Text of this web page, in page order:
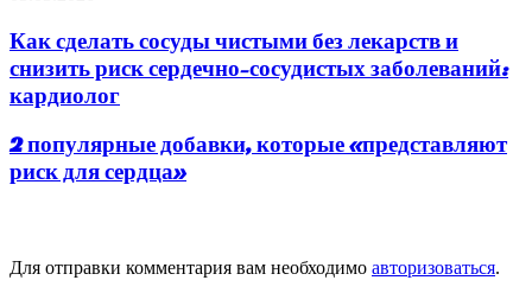
Как сделать сосуды чистыми без лекарств и
снизить риск сердечно-сосудистых заболеваний:
кардиолог
2 популярные добавки, которые «представляют
риск для сердца»
Для отправки комментария вам необходимо авторизоваться.